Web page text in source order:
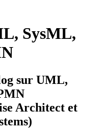
SysML,
sur UML,
Architect et